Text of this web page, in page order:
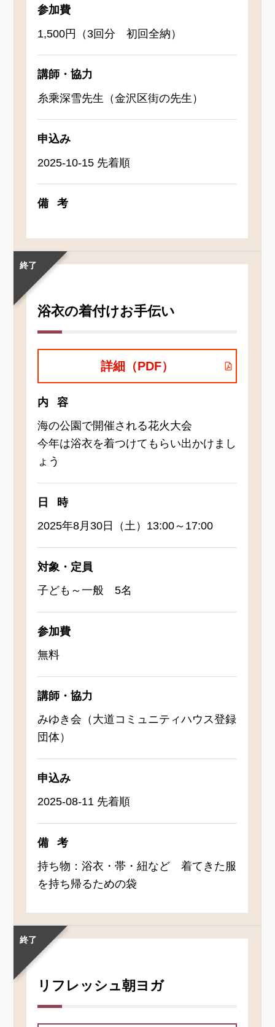
参加費
1,500円（3回分 初回全納）
講師・協力
糸乘深雪先生（金沢区街の先生）
申込み
2025-10-15 先着順
備考
終了
浴衣の着付けお手伝い
詳細（PDF）
内容
海の公園で開催される花火大会
今年は浴衣を着つけてもらい出かけまし
ょう
日時
2025年8月30日（土）13:00～17:00
対象・定員
子ども～一般 5名
参加費
無料
講師・協力
みゆき会（大道コミュニティハウス登録
団体）
申込み
2025-08-11 先着順
備考
持ち物：浴衣・帯・紐など 着てきた服
を持ち帰るための袋
終了
リフレッシュ朝ヨガ